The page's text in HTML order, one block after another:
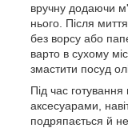
вручну додаючи
нього. Після
без ворсу або
варто в сухому
змастити посуд
Під час
аксесуарами,
подряпається й